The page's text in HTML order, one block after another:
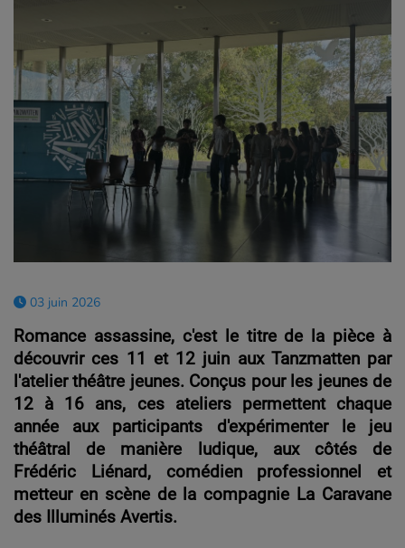
03 juin 2026
Romance assassine, c'est le titre de la pièce à
découvrir ces 11 et 12 juin aux Tanzmatten par
l'atelier théâtre jeunes. Conçus pour les jeunes de
12 à 16 ans, ces ateliers permettent chaque
année aux participants d'expérimenter le jeu
théâtral de manière ludique, aux côtés de
Frédéric Liénard, comédien professionnel et
metteur en scène de la compagnie La Caravane
des Illuminés Avertis.